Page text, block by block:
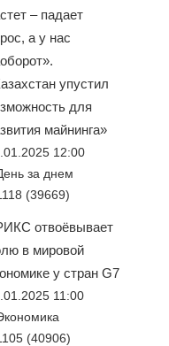
– падает
а у нас
упустил
для
майнинга»
12:00
за днем
(39669)
отвоёвывает
в мировой
у стран G7
11:00
(40906)